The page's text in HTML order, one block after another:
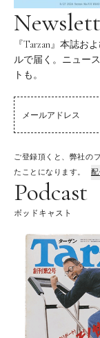
『Tarzan』本誌お
ルで届く。ニュー
トも。
ご登録頂くと、弊社の
たことになります。
Podcast
ポッドキャスト